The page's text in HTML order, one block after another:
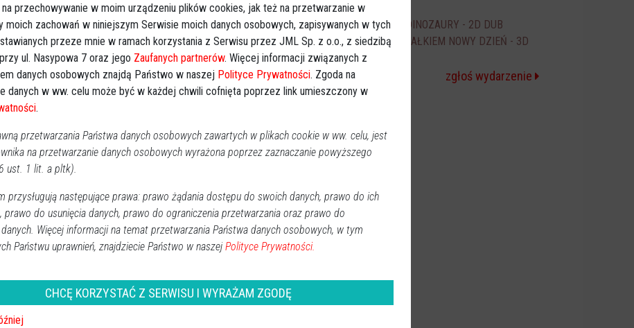
DUB
18:00 PSI PATROL I DINOZAURY - 2D DUB
20:00 SPIDER-MAN CAŁKIEM NOWY DZIEŃ - 3D
NAP
zgłoś wydarzenie
przechowywanie w moim urządzeniu plików cookies, jak też na przetwarzanie w
moich zachowań w niniejszym Serwisie moich danych osobowych, zapisywanych w tych
przeze mnie w ramach korzystania z Serwisu przez JML Sp. z o.o., z siedzibą
ul. Nasypowa 7 oraz jego Zaufanych partnerów. Więcej informacji związanych z
danych osobowych znajdą Państwo w naszej Polityce Prywatności. Zgoda na
danych w ww. celu może być w każdej chwili cofnięta poprzez link umieszczony w
.
przetwarzania Państwa danych osobowych zawartych w plikach cookie w ww. celu, jest
na przetwarzanie danych osobowych wyrażona poprzez zaznaczanie powyższego
ust. 1 lit. a pltk).
przysługują następujące prawa: prawo żądania dostępu do swoich danych, prawo do ich
prawo do usunięcia danych, prawo do ograniczenia przetwarzania oraz prawo do
Więcej informacji na temat przetwarzania Państwa danych osobowych, w tym
Państwu uprawnień, znajdziecie Państwo w naszej Polityce Prywatności.
CHCĘ KORZYSTAĆ Z SERWISU I WYRAŻAM ZGODĘ